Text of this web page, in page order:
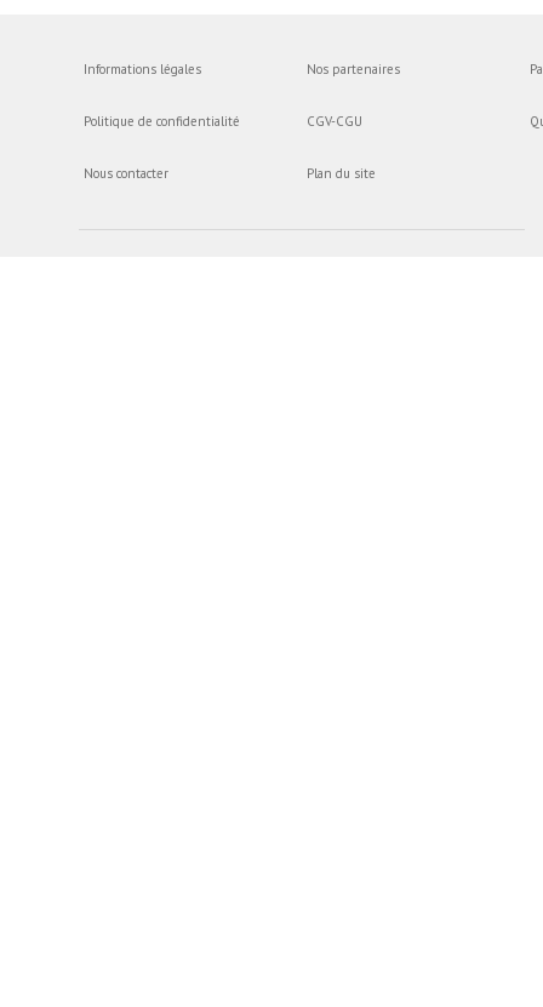
Informations légales
Politique de confidentialité
Nous contacter
Nos partenaires
CGV-CGU
Plan du site